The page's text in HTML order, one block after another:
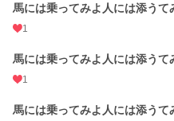
馬には乗ってみよ人には添うて
1
馬には乗ってみよ人には添うて
1
馬には乗ってみよ人には添うて